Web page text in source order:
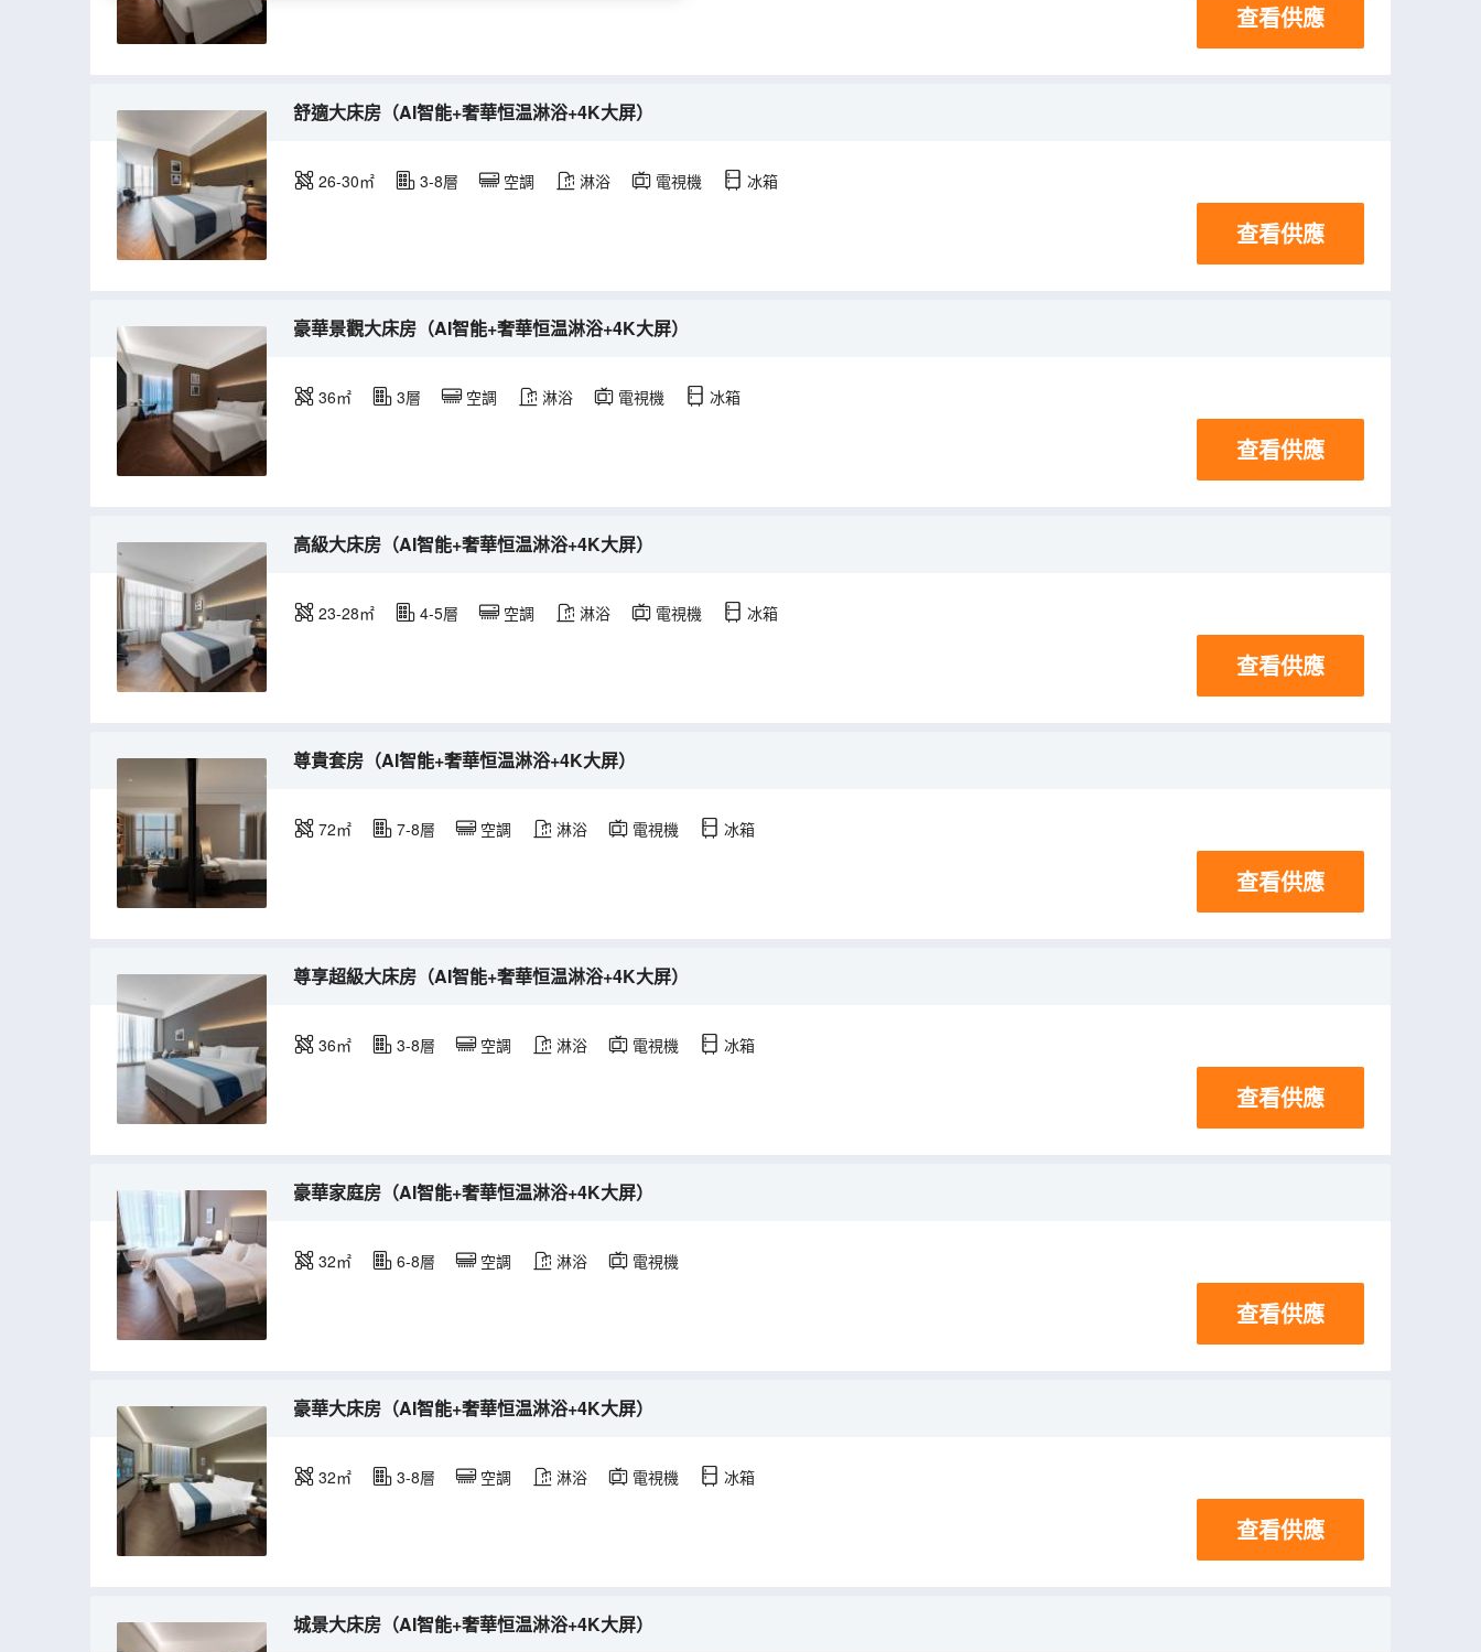
查看供應
舒適大床房（AI智能+奢華恒温淋浴+4K大屏）
26-30㎡ 3-8層 空調 淋浴 電視機 冰箱
查看供應
豪華景觀大床房（AI智能+奢華恒温淋浴+4K大屏）
36㎡ 3層 空調 淋浴 電視機 冰箱
查看供應
高級大床房（AI智能+奢華恒温淋浴+4K大屏）
23-28㎡ 4-5層 空調 淋浴 電視機 冰箱
查看供應
尊貴套房（AI智能+奢華恒温淋浴+4K大屏）
72㎡ 7-8層 空調 淋浴 電視機 冰箱
查看供應
尊享超級大床房（AI智能+奢華恒温淋浴+4K大屏）
36㎡ 3-8層 空調 淋浴 電視機 冰箱
查看供應
豪華家庭房（AI智能+奢華恒温淋浴+4K大屏）
32㎡ 6-8層 空調 淋浴 電視機
查看供應
豪華大床房（AI智能+奢華恒温淋浴+4K大屏）
32㎡ 3-8層 空調 淋浴 電視機 冰箱
查看供應
城景大床房（AI智能+奢華恒温淋浴+4K大屏）